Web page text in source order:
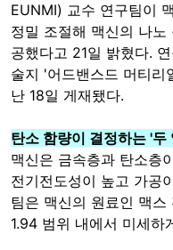
EUNMI) 교수 연구팀이
정밀 조절해 맥신의 나
공했다고 21일 밝혔다.
술지 '어드밴스드 머티
난 18일 게재됐다.
탄소 함량이 결정하는 '두
맥신은 금속층과 탄소층
전기전도성이 높고 가공
팀은 맥신의 원료인 맥스
1.94 범위 내에서 미세하